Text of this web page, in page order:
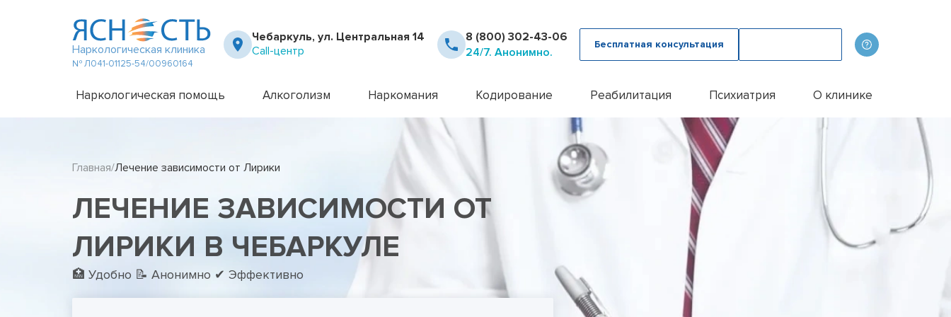
Наркологическая клиника
№ Л041-01125-54/00960164
Чебаркуль, ул. Центральная 14
Call-центр
8 (800) 302-43-06
24/7. Анонимно.
Бесплатная консультация
Наркологическая помощь
Телефон доверия
Алкоголизм
Амбулаторное лечение алкоголизма
Капельница от запоя
Кодирование методом Рожнова
Лечение алкоголизма
Лечение алкоголизма пожилых
Лечение алкоголизма в стационаре
Лечение пивного алкоголизма
Лечение женского алкоголизма
Наркомания
Детоксикация наркозависимых
Кодирование от наркомании
Лечение наркомании амбулаторно
Лечение наркомании у подростков
Лечение наркомании в стационаре
Лечение спайсовой зависимости
Лечение табакокурения
Лечение зависимости от Гашиша
Лечение зависимости от Лирики
Кодирование
Кодирование Аквилонг
Кодирование алкоголизма на дому
Кодирование алкоголизма уколом
Кодирование алкоголизма вшиванием ампулы
Кодирование Двойной Блок
Кодирование гипнозом
Кодирование наркозависимости
Кодирование от алкоголизма
Кодирование от алкоголизма Эспераль
Кодирование по методу Довженко
Реабилитация
Day Top
Реабилитации алкоголиков
Реабилитация наркозависимых
Психиатрия
Консультация психолога
Лечение алкоголизма с психологом
Лечение анорексии
Лечение бессонницы
Лечение бессонницы у пожилых людей
Лечение бессонницы у женщин
Лечение биполярного расстройства
Лечение деменции
Лечение депрессии
Лечение дисморфофобии
Лечение игромании
О клинике
Наши врачи
Фотогалерея
Лицензии и сертификаты
Отзывы
Цены
Контакты
Главная Лечение зависимости от Лирики
ЛЕЧЕНИЕ ЗАВИСИМОСТИ ОТ
ЛИРИКИ В ЧЕБАРКУЛЕ
🏥 Удобно 📝 Анонимно ✔ Эффективно